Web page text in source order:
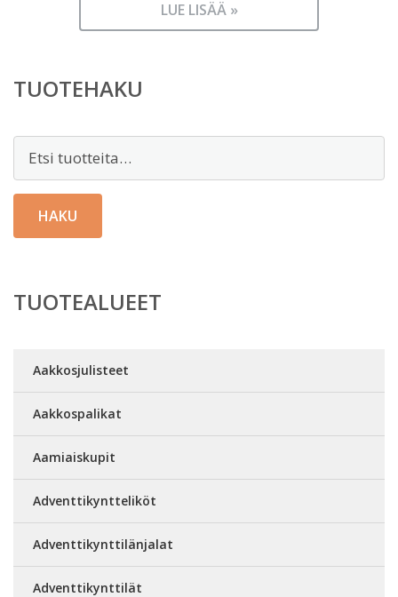
LUE LISÄÄ »
TUOTEHAKU
Etsi:
HAKU
TUOTEALUEET
Aakkosjulisteet
Aakkospalikat
Aamiaiskupit
Adventtikyntteliköt
Adventtikynttilänjalat
Adventtikynttilät